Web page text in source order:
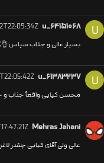
U u_۶۴۱۵۱۰۶۸
بسیار عالی و جذاب سپاس
U u_۶۱۳۸۳۲۳۷
محسن کیایی واقعأ جذاب و
Mehras Jahani
عالی ولی آقای کیایی چقدر